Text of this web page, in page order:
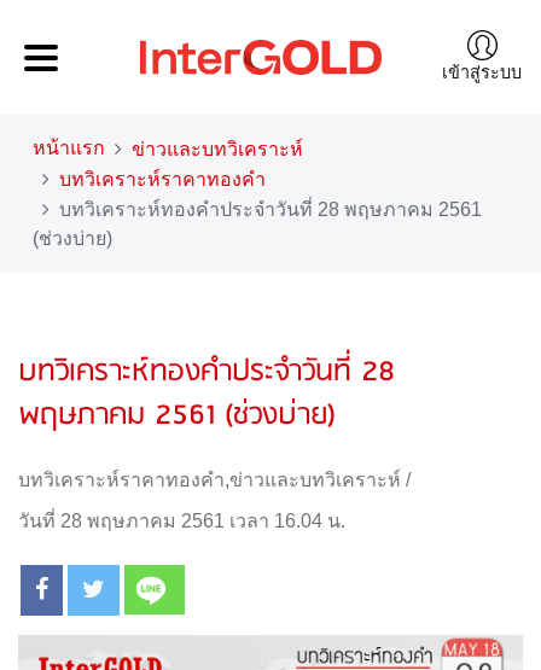
เข้าสู่ระบบ
หน้าแรก
ข่าวและบทวิเคราะห์
บทวิเคราะห์ราคาทองคำ
บทวิเคราะห์ทองคำประจำวันที่ 28 พฤษภาคม 2561
(ช่วงบ่าย)
บทวิเคราะห์ทองคำประจำวันที่ 28
พฤษภาคม 2561 (ช่วงบ่าย)
บทวิเคราะห์ราคาทองคำ,ข่าวและบทวิเคราะห์ /
วันที่ 28 พฤษภาคม 2561 เวลา 16.04 น.